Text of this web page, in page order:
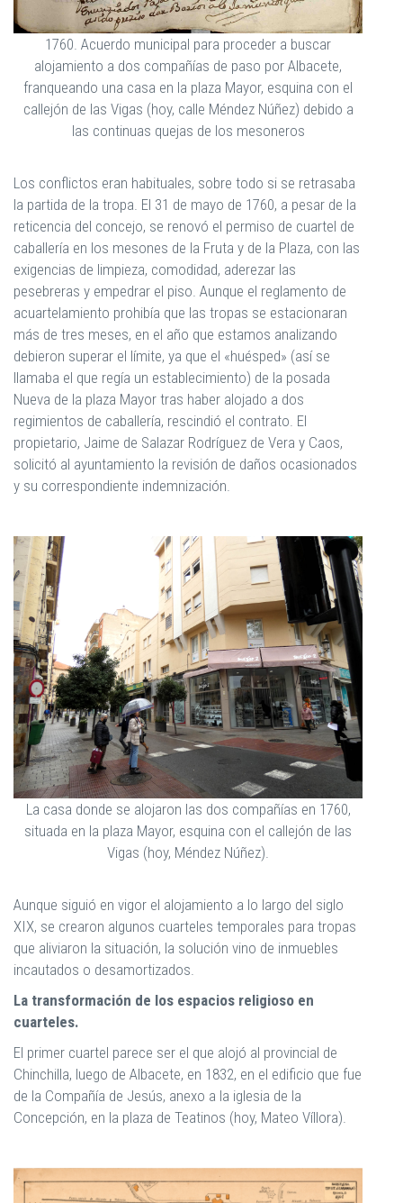
1760. Acuerdo municipal para proceder a buscar
alojamiento a dos compañías de paso por Albacete,
franqueando una casa en la plaza Mayor, esquina con el
callejón de las Vigas (hoy, calle Méndez Núñez) debido a
las continuas quejas de los mesoneros
Los conflictos eran habituales, sobre todo si se retrasaba
la partida de la tropa. El 31 de mayo de 1760, a pesar de la
reticencia del concejo, se renovó el permiso de cuartel de
caballería en los mesones de la Fruta y de la Plaza, con las
exigencias de limpieza, comodidad, aderezar las
pesebreras y empedrar el piso. Aunque el reglamento de
acuartelamiento prohibía que las tropas se estacionaran
más de tres meses, en el año que estamos analizando
debieron superar el límite, ya que el «huésped» (así se
llamaba el que regía un establecimiento) de la posada
Nueva de la plaza Mayor tras haber alojado a dos
regimientos de caballería, rescindió el contrato. El
propietario, Jaime de Salazar Rodríguez de Vera y Caos,
solicitó al ayuntamiento la revisión de daños ocasionados
y su correspondiente indemnización.
La casa donde se alojaron las dos compañías en 1760,
situada en la plaza Mayor, esquina con el callejón de las
Vigas (hoy, Méndez Núñez).
Aunque siguió en vigor el alojamiento a lo largo del siglo
XIX, se crearon algunos cuarteles temporales para tropas
que aliviaron la situación, la solución vino de inmuebles
incautados o desamortizados.
La transformación de los espacios religioso en
cuarteles.
El primer cuartel parece ser el que alojó al provincial de
Chinchilla, luego de Albacete, en 1832, en el edificio que fue
de la Compañía de Jesús, anexo a la iglesia de la
Concepción, en la plaza de Teatinos (hoy, Mateo Víllora).